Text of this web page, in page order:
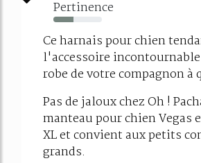
Pertinence
41%
Ce harnais pour chien
l'accessoire
robe de votre compagnon à
Pas de jaloux chez Oh !
manteau pour chien Vegas
XL et convient aux petits
grands.